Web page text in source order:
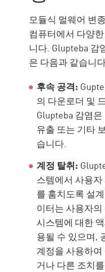
모듈식 멀웨어 변
컴퓨터에서 다양
니다. Glupteba 감
은 다음과 같습니
후속 공격:
의 다운로더 및
Glupteba 감염
유출 또는 기타
습니다.
계정 탈취:
스템에서 사용
를 훔치도록 설
이터는 사용자
시스템에 대한
용될 수 있으며,
계정을 사용하
거나 다른 조치